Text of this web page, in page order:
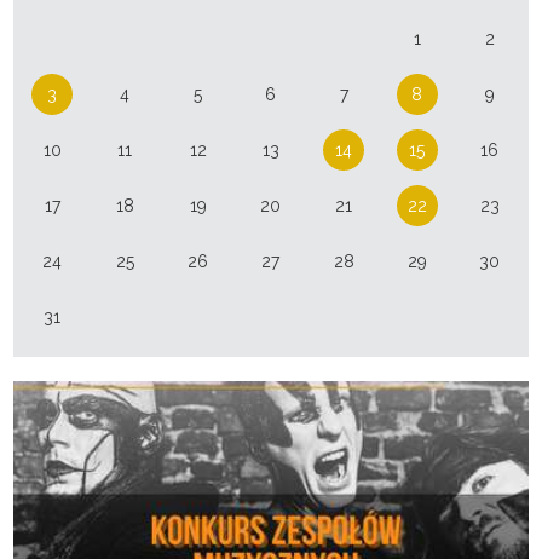
1 2
3 4 5 6 7 8 9
10 11 12 13 14 15 16
17 18 19 20 21 22 23
24 25 26 27 28 29 30
31